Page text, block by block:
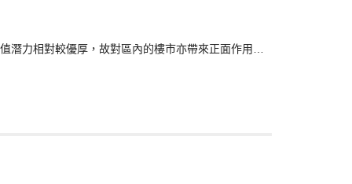
潛力相對較優厚，故對區內的樓市亦帶來正面作用…